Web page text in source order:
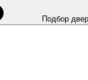
Подбор